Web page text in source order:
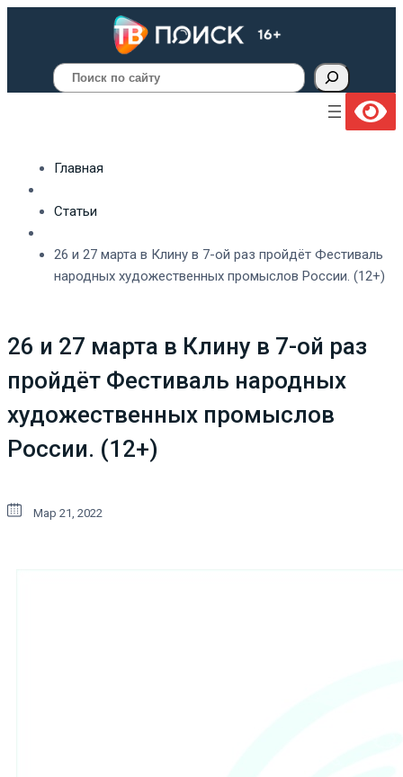
Поиск
Главная
Статьи
26 и 27 марта в Клину в 7-ой раз пройдёт Фестиваль
народных художественных промыслов России. (12+)
26 и 27 марта в Клину в 7-ой раз
пройдёт Фестиваль народных
художественных промыслов
России. (12+)
Мар 21, 2022